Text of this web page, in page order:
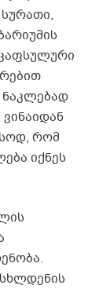
რომ
იქნეს